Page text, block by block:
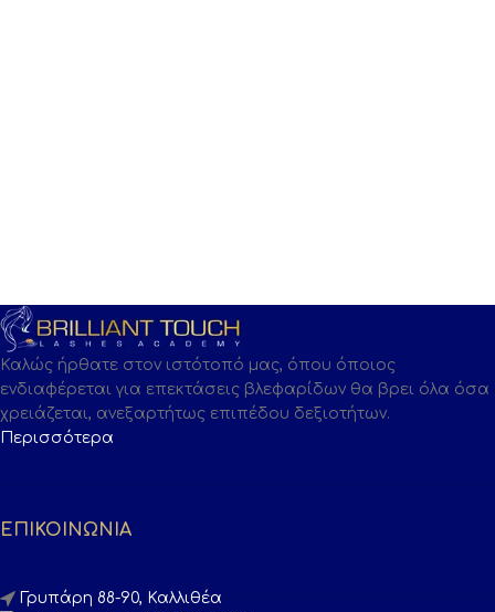
Καλώς ήρθατε στον ιστότοπό μας, όπου όποιος
ενδιαφέρεται για επεκτάσεις βλεφαρίδων θα βρει όλα όσα
χρειάζεται, ανεξαρτήτως επιπέδου δεξιοτήτων.
Περισσότερα
ΕΠΙΚΟΙΝΩΝΙΑ
Γρυπάρη 88-90, Καλλιθέα